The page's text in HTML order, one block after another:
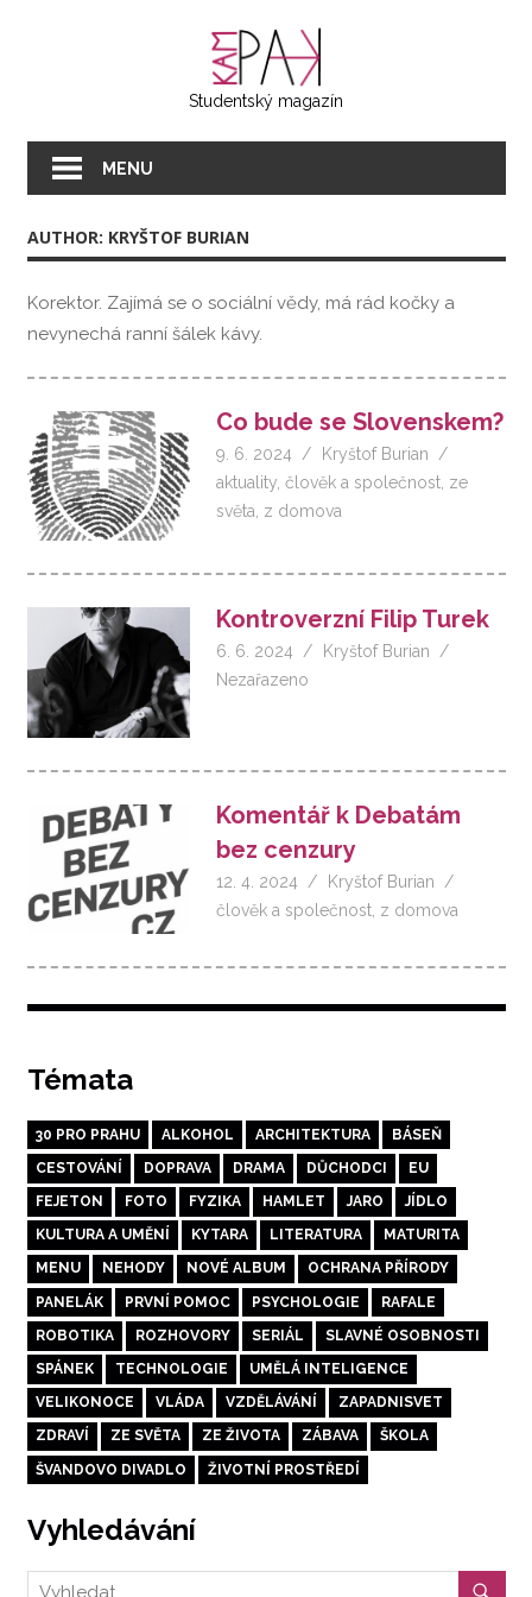
Studentský magazín
MENU
AUTHOR: KRYŠTOF BURIAN
Korektor. Zajímá se o sociální vědy, má rád kočky a
nevynechá ranní šálek kávy.
Co bude se Slovenskem?
9. 6. 2024
Kryštof Burian
aktuality ,člověk a společnost ze
světa z domova
Kontroverzní Filip Turek
6. 6. 2024
Kryštof Burian
Nezařazeno
Komentář k Debatám
bez cenzury
12. 4. 2024
Kryštof Burian
člověk a společnost, z domova
Témata
30 PRO PRAHU ALKOHOL ARCHITEKTURA BÁSEŇ
CESTOVÁNÍ DOPRAVA DRAMA DŮCHODCI EU
FEJETON FOTO FYZIKA HAMLET JARO JÍDLO
KULTURA A UMĚNÍ KYTARA LITERATURA MATURITA
MENU NEHODY NOVÉ ALBUM OCHRANA PŘÍRODY
PANELÁK PRVNÍ POMOC PSYCHOLOGIE RAFALE
ROBOTIKA ROZHOVORY SERIÁL SLAVNÉ OSOBNOSTI
SPÁNEK TECHNOLOGIE UMĚLÁ INTELIGENCE
VELIKONOCE VLÁDA VZDĚLÁVÁNÍ ZAPADNISVET
ZDRAVÍ ZE SVĚTA ZE ŽIVOTA ZÁBAVA ŠKOLA
ŠVANDOVO DIVADLO ŽIVOTNÍ PROSTŘEDÍ
Vyhledávání